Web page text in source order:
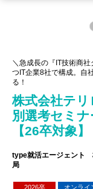
＼急成長の『IT技術商
つIT企業8社で構成。自
る！
株式会社テ
別選考セミナ
【26卒対象】
type就活エージェント
局
2026卒 オンライ